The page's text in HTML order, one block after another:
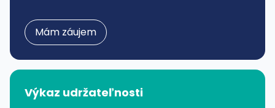
Mám záujem
Výkaz udržateľnosti